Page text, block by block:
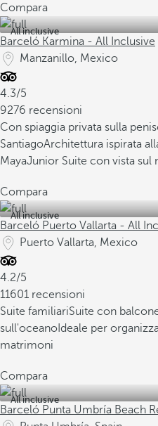
Compara
All inclusive
Barceló Karmina - All Inclusive
Manzanillo, Mexico
4.3/5
9276 recensioni
Con spiaggia privata sulla
SantiagoArchitettura ispirata
MayaJunior Suite con vista sul
Compara
All inclusive
Barceló Puerto Vallarta - All
Puerto Vallarta, Mexico
4.2/5
11601 recensioni
Suite familiariSuite con
sull'oceano Ideale per
matrimoni
Compara
All inclusive
Barceló Punta Umbría Beach